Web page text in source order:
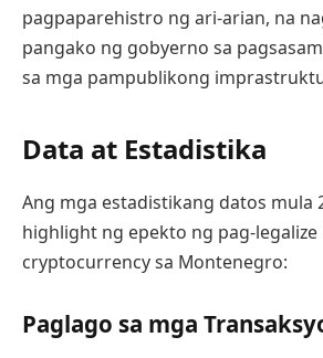
pagpaparehistro ng ari-arian, na
pangako ng gobyerno sa
sa mga pampublikong
Data at Estadistika
Ang mga estadistikang datos mula
highlight ng epekto ng pag-legalize
cryptocurrency sa Montenegro:
Paglago sa mga